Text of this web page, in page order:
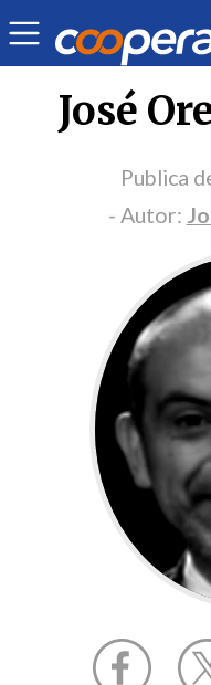
Portada Opinión
José
Publica
- Autor: